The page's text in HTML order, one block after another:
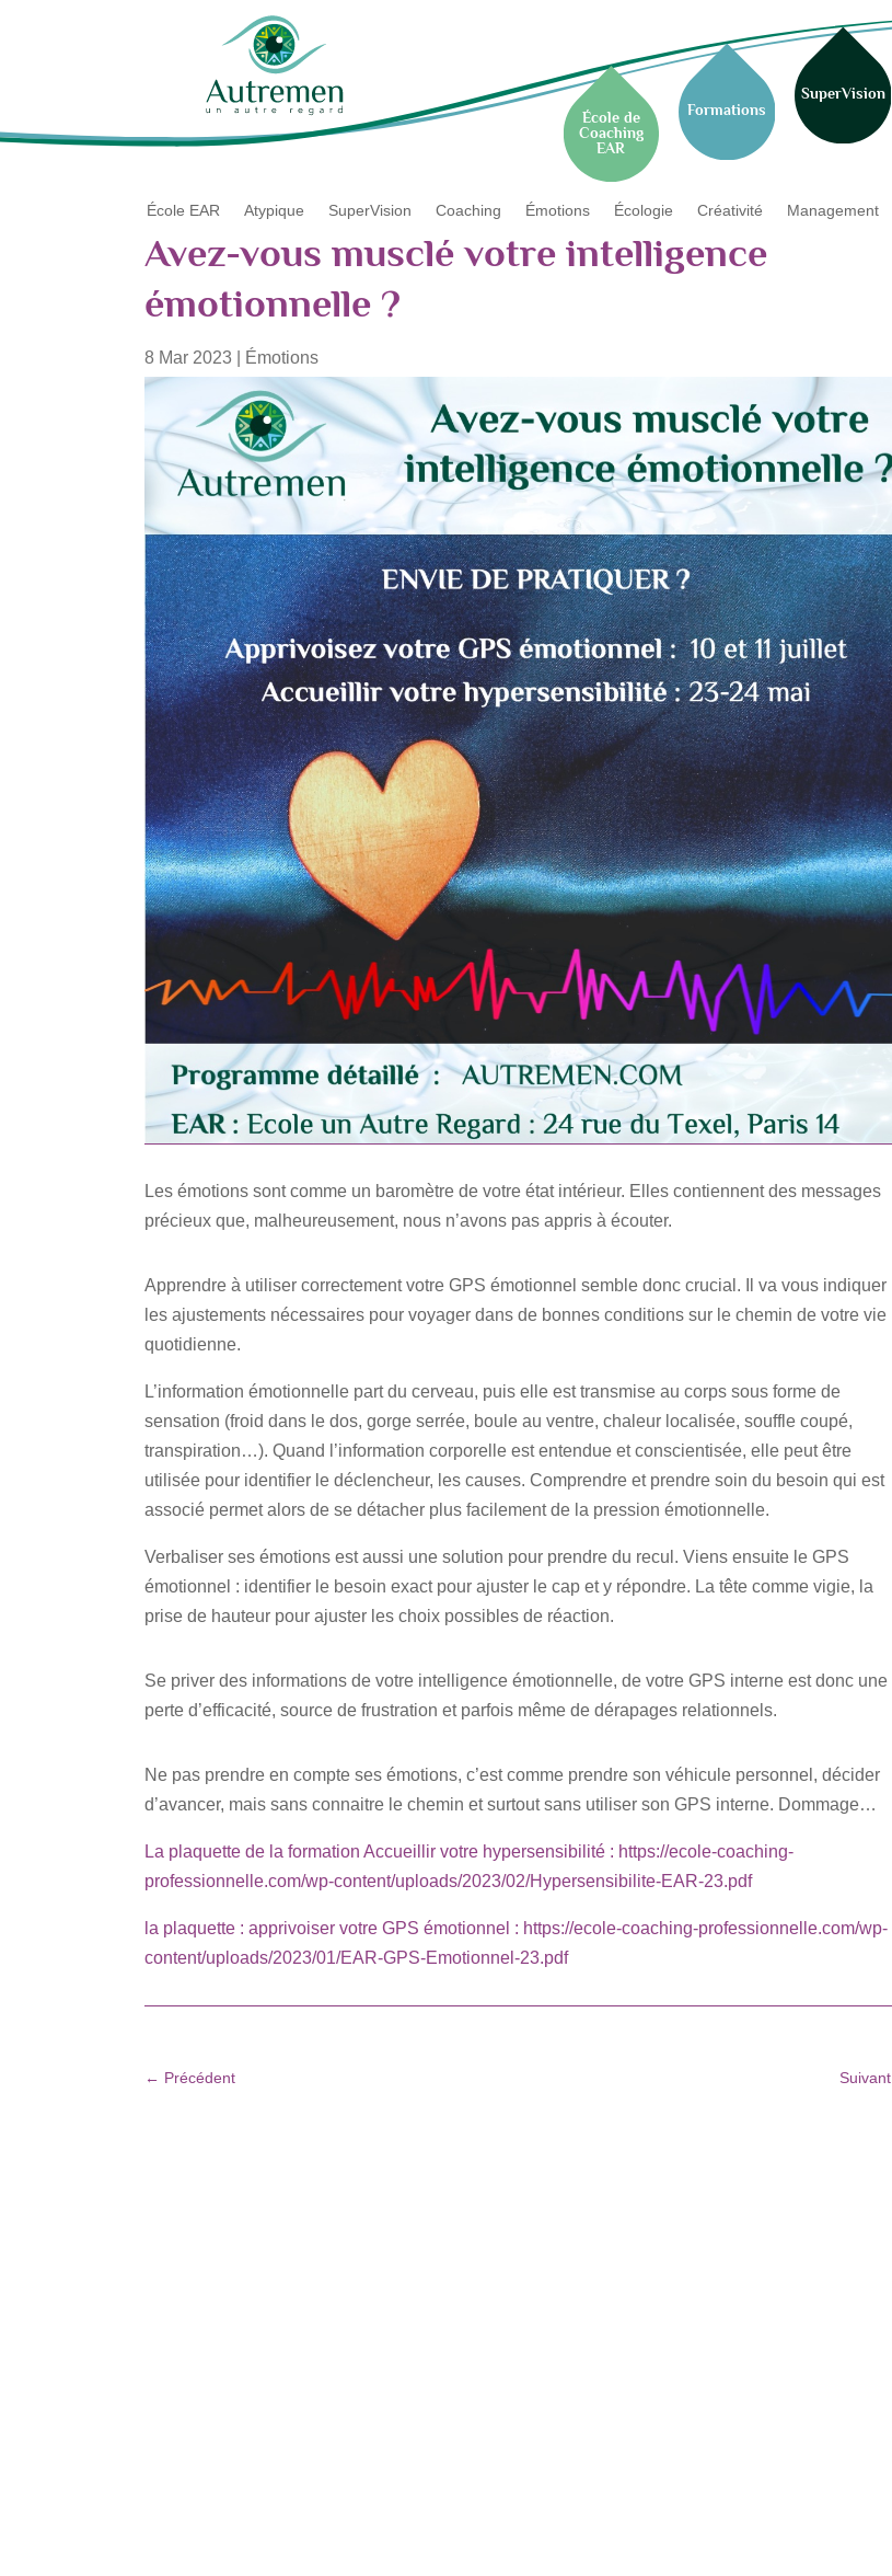
École de
Coaching
EAR
Formations
SuperVision
École EAR Atypique SuperVision Coaching Émotions Écologie Créativité Management
Avez-vous musclé votre intelligence
émotionnelle ?
8 Mar 2023 Émotions
Les émotions sont comme un baromètre de votre état intérieur. Elles contiennent des messages
précieux que, malheureusement, nous n’avons pas appris à écouter.
Apprendre à utiliser correctement votre GPS émotionnel semble donc crucial. Il va vous indiquer
les ajustements nécessaires pour voyager dans de bonnes conditions sur le chemin de votre vie
quotidienne.
L’information émotionnelle part du cerveau, puis elle est transmise au corps sous forme de
sensation (froid dans le dos, gorge serrée, boule au ventre, chaleur localisée, souffle coupé,
transpiration…). Quand l’information corporelle est entendue et conscientisée, elle peut être
utilisée pour identifier le déclencheur, les causes. Comprendre et prendre soin du besoin qui est
associé permet alors de se détacher plus facilement de la pression émotionnelle.
Verbaliser ses émotions est aussi une solution pour prendre du recul. Viens ensuite le GPS
émotionnel : identifier le besoin exact pour ajuster le cap et y répondre. La tête comme vigie, la
prise de hauteur pour ajuster les choix possibles de réaction.
Se priver des informations de votre intelligence émotionnelle, de votre GPS interne est donc une
perte d’efficacité, source de frustration et parfois même de dérapages relationnels.
Ne pas prendre en compte ses émotions, c’est comme prendre son véhicule personnel, décider
d’avancer, mais sans connaitre le chemin et surtout sans utiliser son GPS interne. Dommage…
La plaquette de la formation Accueillir votre hypersensibilité : https://ecole-coaching-
professionnelle.com/wp-content/uploads/2023/02/Hypersensibilite-EAR-23.pdf
la plaquette : apprivoiser votre GPS émotionnel : https://ecole-coaching-professionnelle.com/wp-
content/uploads/2023/01/EAR-GPS-Emotionnel-23.pdf
← Précédent Suivant